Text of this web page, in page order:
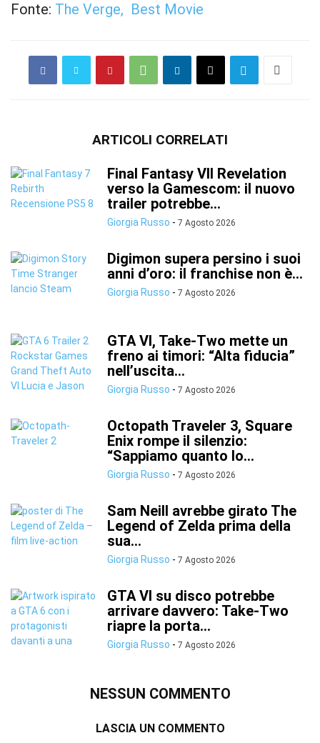
Fonte: The Verge, Best Movie
ARTICOLI CORRELATI
Final Fantasy VII Revelation
verso la Gamescom: il nuovo
trailer potrebbe...
Giorgia Russo - 7 Agosto 2026
Digimon supera persino i suoi
anni d’oro: il franchise non è...
Giorgia Russo - 7 Agosto 2026
GTA VI, Take-Two mette un
freno ai timori: “Alta fiducia”
nell’uscita...
Giorgia Russo - 7 Agosto 2026
Octopath Traveler 3, Square
Enix rompe il silenzio:
“Sappiamo quanto lo...
Giorgia Russo - 7 Agosto 2026
Sam Neill avrebbe girato The
Legend of Zelda prima della
sua...
Giorgia Russo - 7 Agosto 2026
GTA VI su disco potrebbe
arrivare davvero: Take-Two
riapre la porta...
Giorgia Russo - 7 Agosto 2026
NESSUN COMMENTO
LASCIA UN COMMENTO